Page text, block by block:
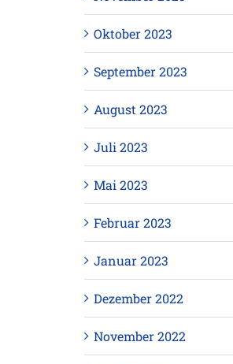
Oktober 2023
September 2023
August 2023
Juli 2023
Mai 2023
Februar 2023
Januar 2023
Dezember 2022
November 2022